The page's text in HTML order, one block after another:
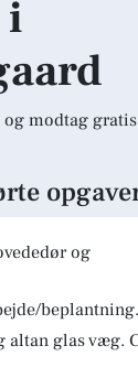
i
og modtag
og
beplantning.
altan glas væg.